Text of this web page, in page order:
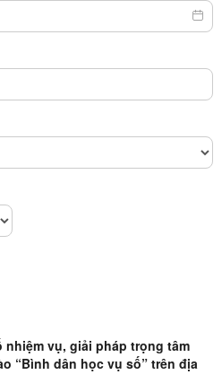
nhiệm vụ, giải pháp trọng tâm
“Bình dân học vụ số” trên địa